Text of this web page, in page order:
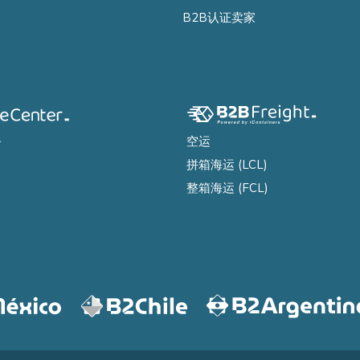
B2B认证卖家
空运
拼箱海运 (LCL)
整箱海运 (FCL)